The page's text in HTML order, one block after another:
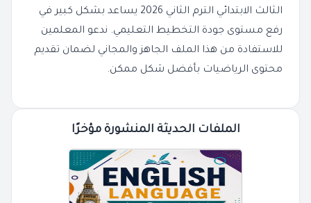
الثالث الابتدائي الترم الثاني 2026 يساعد بشكل كبير في
رفع مستوى جودة التخطيط التعليمي. ندعو المعلمين
للاستفادة من هذا الملف الجاهز والمجاني لضمان تقديم
محتوى الرياضيات بأفضل شكل ممكن.
الملفات الحديثة المنشورة مؤخرًا